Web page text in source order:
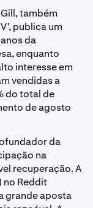
também
publica um
da
enquanto
interesse em
vendidas a
do total de
de agosto
da
na
recuperação. A
no Reddit
grande aposta